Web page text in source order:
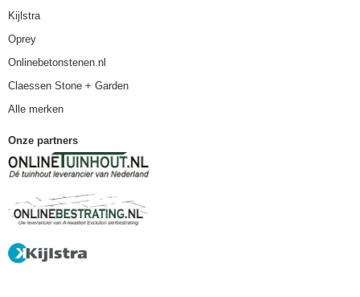
Kijlstra
Oprey
Onlinebetonstenen.nl
Claessen Stone + Garden
Alle merken
Onze partners